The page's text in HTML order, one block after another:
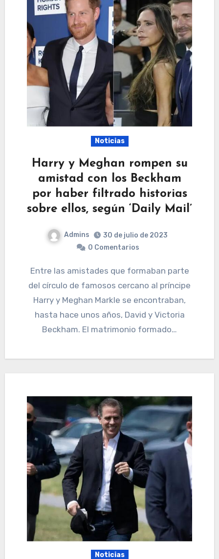
Noticias
Harry y Meghan rompen su
amistad con los Beckham
por haber filtrado historias
sobre ellos, según ‘Daily Mail’
Admins
30 de julio de 2023
0 Comentarios
Entre las amistades que formaban parte
del círculo de famosos cercano al príncipe
Harry y Meghan Markle se encontraban,
hasta hace unos años, David y Victoria
Beckham. El matrimonio formado…
Noticias